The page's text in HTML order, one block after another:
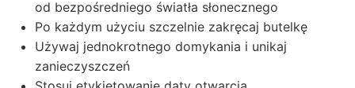
od bezpośredniego światła słonecznego
Po każdym użyciu szczelnie zakręcaj butelkę
Używaj jednokrotnego domykania i unikaj
zanieczyszczeń